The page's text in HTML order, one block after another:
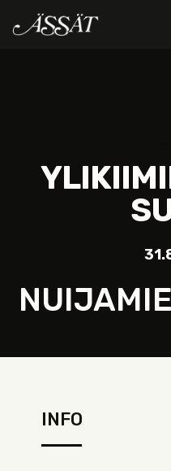
INFO